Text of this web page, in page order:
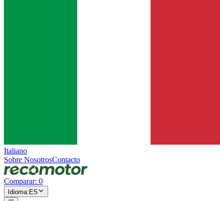
Italiano
Sobre NosotrosContacto
Comparar: 0
Idioma:ES